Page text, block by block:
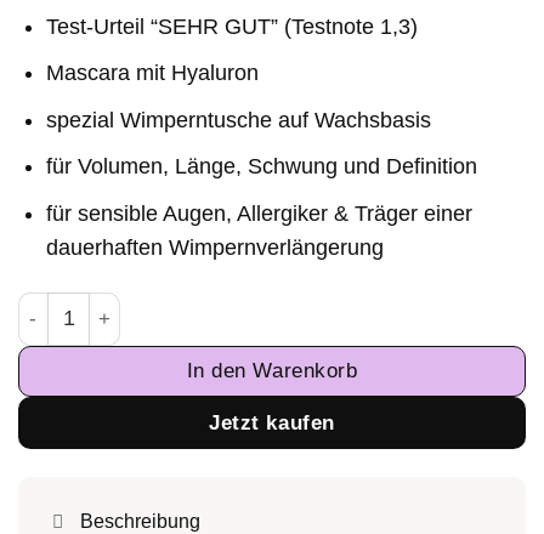
Test-Urteil “SEHR GUT” (Testnote 1,3)
Mascara mit Hyaluron
spezial Wimperntusche auf Wachsbasis
für Volumen, Länge, Schwung und Definition
für sensible Augen, Allergiker & Träger einer
dauerhaften Wimpernverlängerung
GL Beauty Lash Max Mascara Menge
In den Warenkorb
Jetzt kaufen
Beschreibung